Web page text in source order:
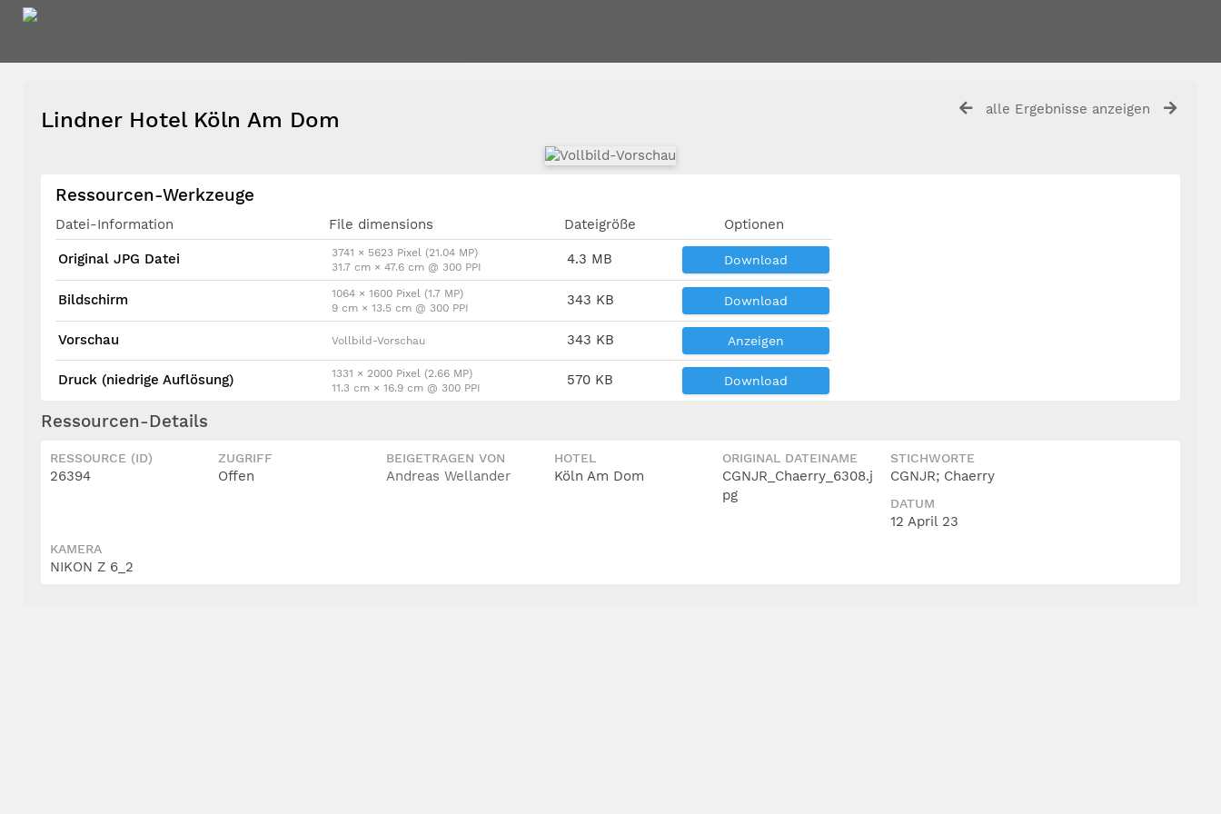
alle Ergebnisse anzeigen
Lindner Hotel Köln Am Dom
Ressourcen-Werkzeuge
Datei-Information File dimensions Dateigröße Optionen
Original JPG Datei
3741 × 5623 Pixel (21.04 MP)
31.7 cm × 47.6 cm @ 300 PPI
4.3 MB Download
Bildschirm
1064 × 1600 Pixel (1.7 MP)
9 cm × 13.5 cm @ 300 PPI
343 KB Download
Vorschau Vollbild-Vorschau 343 KB Anzeigen
Druck (niedrige Auflösung)
1331 × 2000 Pixel (2.66 MP)
11.3 cm × 16.9 cm @ 300 PPI
570 KB Download
Ressourcen-Details
RESSOURCE (ID)
26394
ZUGRIFF
Offen
BEIGETRAGEN VON
Andreas Wellander
HOTEL
Köln Am Dom
ORIGINAL DATEINAME
CGNJR_Chaerry_6308.j
pg
STICHWORTE
CGNJR; Chaerry
DATUM
12 April 23
KAMERA
NIKON Z 6_2